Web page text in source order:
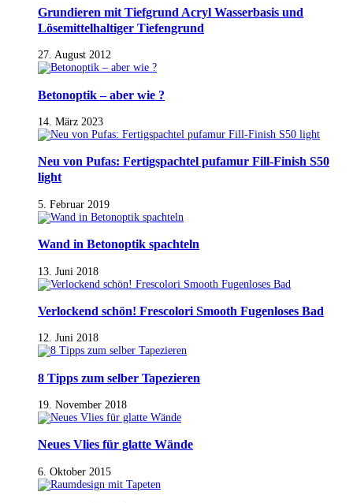
Grundieren mit Tiefgrund Acryl Wasserbasis und
Lösemittelhaltiger Tiefengrund
27. August 2012
Betonoptik – aber wie ?
14. März 2023
Neu von Pufas: Fertigspachtel pufamur Fill-Finish S50
light
5. Februar 2019
Wand in Betonoptik spachteln
13. Juni 2018
Verlockend schön! Frescolori Smooth Fugenloses Bad
12. Juni 2018
8 Tipps zum selber Tapezieren
19. November 2018
Neues Vlies für glatte Wände
6. Oktober 2015